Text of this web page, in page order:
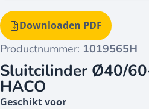
Productnummer: 1019565H
Downloaden PDF
Sluitcilinder Ø40/
HACO
Geschikt voor